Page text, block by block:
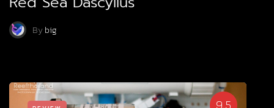
Bybig